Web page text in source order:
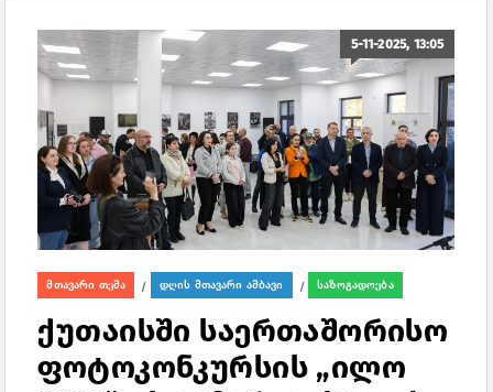
5-11-2025, 13:05
მთავარი თემა / დღის მთავარი ამბავი / საზოგადოება
ქუთაისში საერთაშორისო
ფოტოკონკურსის „ილო